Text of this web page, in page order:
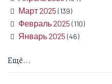
Март 2025 (139)
Февраль 2025 (110)
Январь 2025 (46)
Ещё...